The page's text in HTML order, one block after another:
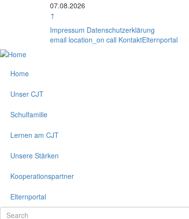
Rasterbild
07.08.2026
↑
Impressum Datenschutzerklärung
email location_on call KontaktElternportal
Home
Unser CJT
Schulfamilie
Lernen am CJT
Unsere Stärken
Kooperationspartner
Elternportal
Search